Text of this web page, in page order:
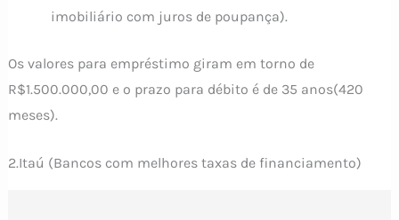
imobiliário com juros de poupança).
Os valores para empréstimo giram em torno de
R$1.500.000,00 e o prazo para débito é de 35 anos(420
meses).
2.Itaú (Bancos com melhores taxas de financiamento)